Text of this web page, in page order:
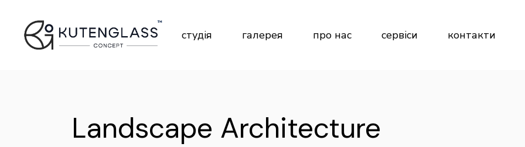
content студія галерея про нас сервіси контакти
Landscape Architecture